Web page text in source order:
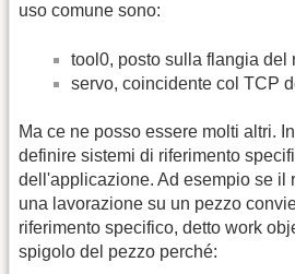
uso comune sono:
tool0, posto sulla flangia del
servo, coincidente col TCP
Ma ce ne posso essere molti altri.
definire sistemi di riferimento
dell'applicazione. Ad esempio se il
una lavorazione su un pezzo
riferimento specifico, detto work
spigolo del pezzo perché: